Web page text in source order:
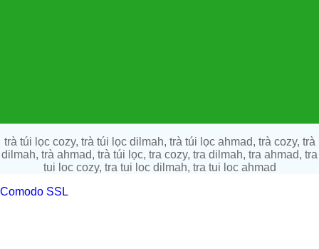
trà túi lọc cozy, trà túi lọc dilmah, trà túi lọc ahmad, trà cozy, trà
dilmah, trà ahmad, trà túi lọc, tra cozy, tra dilmah, tra ahmad, tra
tui loc cozy, tra tui loc dilmah, tra tui loc ahmad
Comodo SSL